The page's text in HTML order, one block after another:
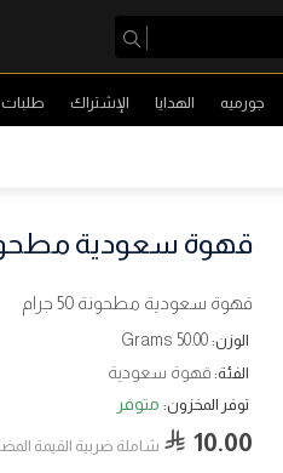
جورميه الهدايا الإشتراك طلبات
قهوة سعودية مطحونة 50
قهوة سعودية مطحونة 50 جرام
الوزن: 50.00 Grams
الفئة: قهوة سعودية
توفر المخزون: متوفر
10.00 شاملة ضربية القيمة